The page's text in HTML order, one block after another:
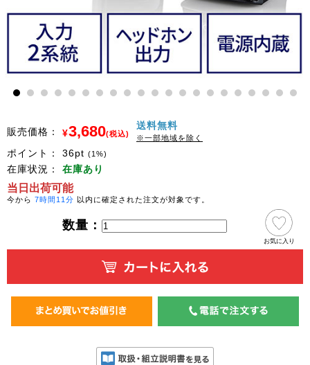
10 11 12 13 14 15 16 17 18 19 20
販売価格： ¥3,680(税込)
送料無料
※一部地域を除く
ポイント： 36pt (1%)
在庫状況： 在庫あり
当日出荷可能
今から 7時間11分 以内に確定された注文が対象です。
数量：
お気に入り